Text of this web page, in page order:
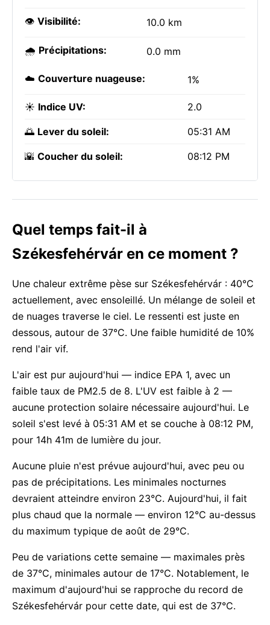
👁️ Visibilité: 10.0 km
🌧️ Précipitations: 0.0 mm
☁️ Couverture nuageuse: 1%
☀️ Indice UV: 2.0
🌅 Lever du soleil: 05:31 AM
🌇 Coucher du soleil: 08:12 PM
Quel temps fait-il à
Székesfehérvár en ce moment ?
Une chaleur extrême pèse sur Székesfehérvár : 40°C
actuellement, avec ensoleillé. Un mélange de soleil et
de nuages traverse le ciel. Le ressenti est juste en
dessous, autour de 37°C. Une faible humidité de 10%
rend l'air vif.
L'air est pur aujourd'hui — indice EPA 1, avec un
faible taux de PM2.5 de 8. L'UV est faible à 2 —
aucune protection solaire nécessaire aujourd'hui. Le
soleil s'est levé à 05:31 AM et se couche à 08:12 PM,
pour 14h 41m de lumière du jour.
Aucune pluie n'est prévue aujourd'hui, avec peu ou
pas de précipitations. Les minimales nocturnes
devraient atteindre environ 23°C. Aujourd'hui, il fait
plus chaud que la normale — environ 12°C au-dessus
du maximum typique de août de 29°C.
Peu de variations cette semaine — maximales près
de 37°C, minimales autour de 17°C. Notablement, le
maximum d'aujourd'hui se rapproche du record de
Székesfehérvár pour cette date, qui est de 37°C.